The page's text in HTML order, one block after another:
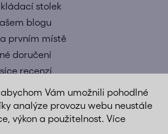
Vám umožnili pohodlné
analýze provozu webu neustále
výkon a použitelnost. Více
á
d
a
í
p
v
k
y
stolek
blogu
prvním místě
doručení
recenzí